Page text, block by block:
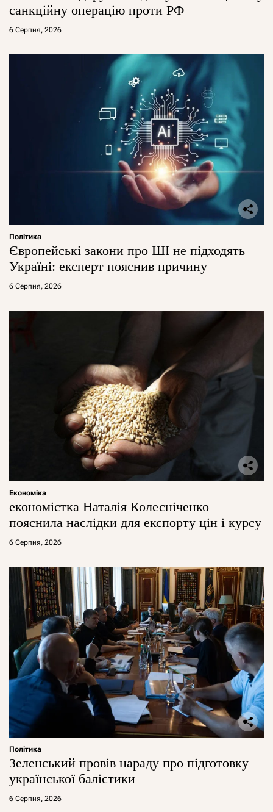
санкційну операцію проти РФ
6 Серпня, 2026
Політика
Європейські закони про ШІ не підходять
Україні: експерт пояснив причину
6 Серпня, 2026
Економіка
економістка Наталія Колесніченко
пояснила наслідки для експорту цін і курсу
6 Серпня, 2026
Політика
Зеленський провів нараду про підготовку
української балістики
6 Серпня, 2026